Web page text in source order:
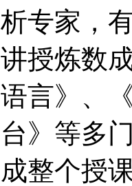
析专家，
讲授炼数
语言》、
台》等多
成整个授